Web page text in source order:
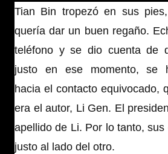
Tian Bin tropezó en sus
quería dar un buen regaño.
teléfono y se dio cuenta de
justo en ese momento, se
hacia el contacto equivocado,
era el autor, Li Gen. El
apellido de Li. Por lo tanto,
justo al lado del otro.